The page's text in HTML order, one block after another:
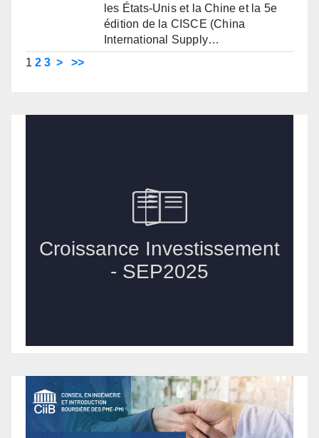
les États-Unis et la Chine et la 5e
édition de la CISCE (China
International Supply…
1 2 3 > >>